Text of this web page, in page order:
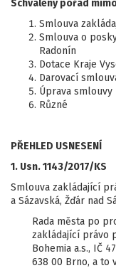
Schválený pořad
Smlouva
Smlouva o
Radonín
Dotace Kraje
Darovací
Úprava smlouvy
Různé
PŘEHLED USNESENÍ
1. Usn. 1143/2017/KS
Smlouva zakládající
a Sázavská, Žďár nad
Rada města po
zakládající právo
Bohemia a.s., IČ
638 00 Brno, a to